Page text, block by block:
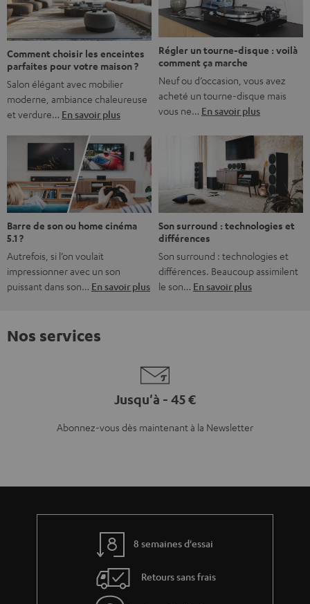
bonne nouvelle, c’est […]
Comment choisir les enceintes
parfaites pour votre maison ?
Salon élégant avec mobilier
moderne, ambiance chaleureuse
et verdure… En savoir plus
Régler un tourne-disque : voilà
comment ça marche
Neuf ou d’occasion, vous avez
acheté un tourne-disque mais
vous ne… En savoir plus
Barre de son ou home cinéma
5.1 ?
Autrefois, si l’on voulait
impressionner avec un son
puissant dans son… En savoir plus
Son surround : technologies et
différences
Son surround : technologies et
différences. Beaucoup assimilent
le son… En savoir plus
Nos services
Jusqu'à - 45 €
Abonnez-vous dès maintenant à la Newsletter
8 semaines d'essai
Retours sans frais